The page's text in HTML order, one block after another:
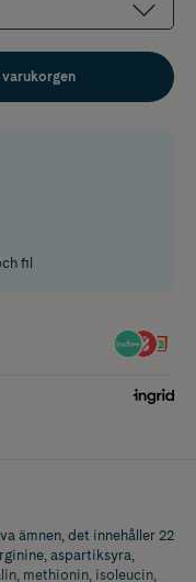
varukorgen
fil
ämnen, det innehåller 22
aspartiksyra,
methionin, isoleucin,